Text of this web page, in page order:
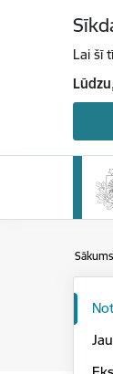
Lai šī
Sākums